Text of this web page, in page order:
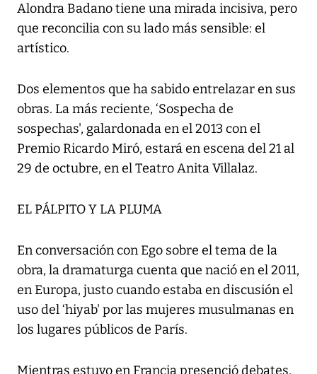
Alondra Badano tiene una mirada incisiva, pero
que reconcilia con su lado más sensible: el
artístico.
Dos elementos que ha sabido entrelazar en sus
obras. La más reciente, ‘Sospecha de
sospechas', galardonada en el 2013 con el
Premio Ricardo Miró, estará en escena del 21 al
29 de octubre, en el Teatro Anita Villalaz.
EL PÁLPITO Y LA PLUMA
En conversación con Ego sobre el tema de la
obra, la dramaturga cuenta que nació en el 2011,
en Europa, justo cuando estaba en discusión el
uso del ‘hiyab' por las mujeres musulmanas en
los lugares públicos de París.
Mientras estuvo en Francia presenció debates,